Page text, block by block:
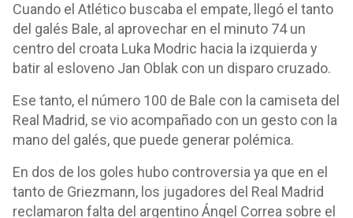
Cuando el Atlético buscaba el empate, llegó el tanto
del galés Bale, al aprovechar en el minuto 74 un
centro del croata Luka Modric hacia la izquierda y
batir al esloveno Jan Oblak con un disparo cruzado.
Ese tanto, el número 100 de Bale con la camiseta del
Real Madrid, se vio acompañado con un gesto con la
mano del galés, que puede generar polémica.
En dos de los goles hubo controversia ya que en el
tanto de Griezmann, los jugadores del Real Madrid
reclamaron falta del argentino Ángel Correa sobre el